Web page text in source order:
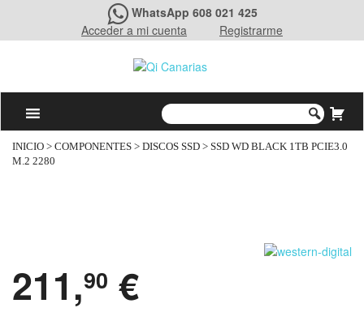
WhatsApp 608 021 425
Acceder a mi cuenta
Registrarme
INICIO > COMPONENTES > DISCOS SSD > SSD WD BLACK 1TB PCIE3.0
M.2 2280
211,90 €